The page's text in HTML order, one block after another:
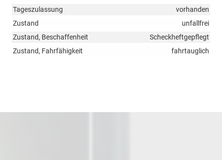
Tageszulassung
vorhanden
Zustand
unfallfrei
Zustand, Beschaffenheit
Scheckheftgepflegt
Zustand, Fahrfähigkeit
fahrtauglich